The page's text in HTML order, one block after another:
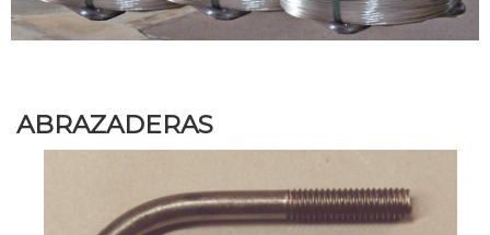
ABRAZADERAS